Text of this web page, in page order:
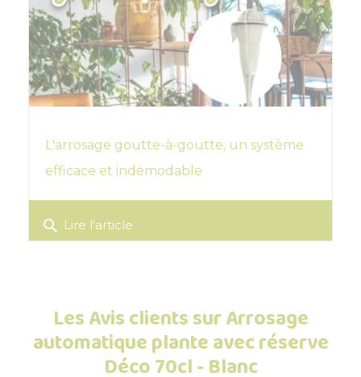
L'arrosage goutte-à-goutte, un système
efficace et indémodable
search Lire l'article
Les Avis clients sur Arrosage
automatique plante avec réserve
Déco 70cl - Blanc